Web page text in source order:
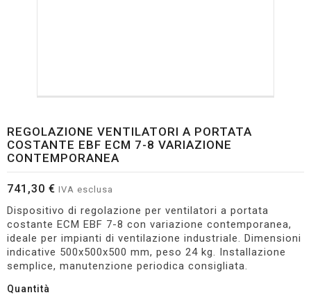
REGOLAZIONE VENTILATORI A PORTATA
COSTANTE EBF ECM 7-8 VARIAZIONE
CONTEMPORANEA
741,30 € IVA esclusa
Dispositivo di regolazione per ventilatori a portata
costante ECM EBF 7-8 con variazione contemporanea,
ideale per impianti di ventilazione industriale. Dimensioni
indicative 500x500x500 mm, peso 24 kg. Installazione
semplice, manutenzione periodica consigliata.
Quantità